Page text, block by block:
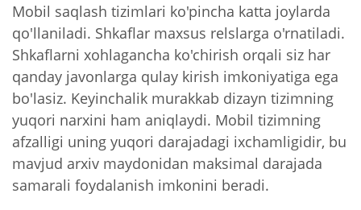
Mobil saqlash tizimlari ko'pincha katta joylarda
qo'llaniladi. Shkaflar maxsus relslarga o'rnatiladi.
Shkaflarni xohlagancha ko'chirish orqali siz har
qanday javonlarga qulay kirish imkoniyatiga ega
bo'lasiz. Keyinchalik murakkab dizayn tizimning
yuqori narxini ham aniqlaydi. Mobil tizimning
afzalligi uning yuqori darajadagi ixchamligidir, bu
mavjud arxiv maydonidan maksimal darajada
samarali foydalanish imkonini beradi.